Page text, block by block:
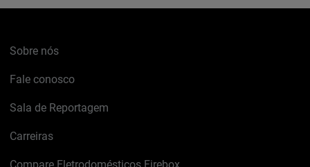
Sobre nós
Fale conosco
Sala de Reportagem
Carreiras